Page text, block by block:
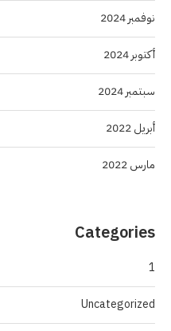
نوفمبر 2024
أكتوبر 2024
سبتمبر 2024
أبريل 2022
مارس 2022
Categories
1
Uncategorized